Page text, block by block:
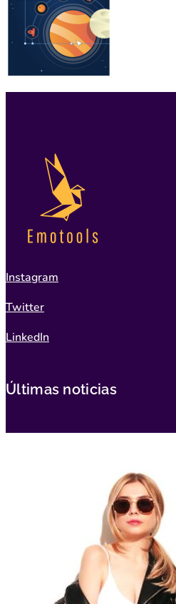
Instagram
Twitter
LinkedIn
Últimas noticias